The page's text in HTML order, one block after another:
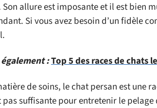
allure est imposante et il est bien
Si vous avez besoin d’un fidèle
:Top 5 des races de chats
de soins, le chat persan est une
pas suffisante pour entretenir le